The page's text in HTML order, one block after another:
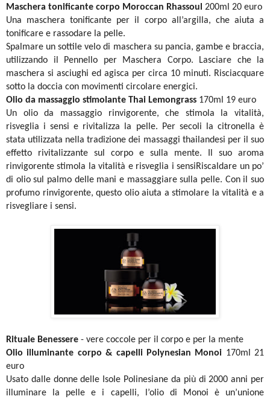
Maschera tonificante corpo Moroccan Rhassoul 200ml 20 euro
Una maschera tonificante per il corpo all’argilla, che aiuta a
tonificare e rassodare la pelle.
Spalmare un sottile velo di maschera su pancia, gambe e braccia,
utilizzando il Pennello per Maschera Corpo. Lasciare che la
maschera si asciughi ed agisca per circa 10 minuti. Risciacquare
sotto la doccia con movimenti circolare energici.
Olio da massaggio stimolante Thai Lemongrass 170ml 19 euro
Un olio da massaggio rinvigorente, che stimola la vitalità,
risveglia i sensi e rivitalizza la pelle. Per secoli la citronella è
stata utilizzata nella tradizione dei massaggi thailandesi per il suo
effetto rivitalizzante sul corpo e sulla mente. Il suo aroma
rinvigorente stimola la vitalità e risveglia i sensiRiscaldare un po’
di olio sul palmo delle mani e massaggiare sulla pelle. Con il suo
profumo rinvigorente, questo olio aiuta a stimolare la vitalità e a
risvegliare i sensi.
Rituale Benessere - vere coccole per il corpo e per la mente
Olio illuminante corpo & capelli Polynesian Monoi 170ml 21
euro
Usato dalle donne delle Isole Polinesiane da più di 2000 anni per
illuminare la pelle e i capelli, l’olio di Monoi è un’unione